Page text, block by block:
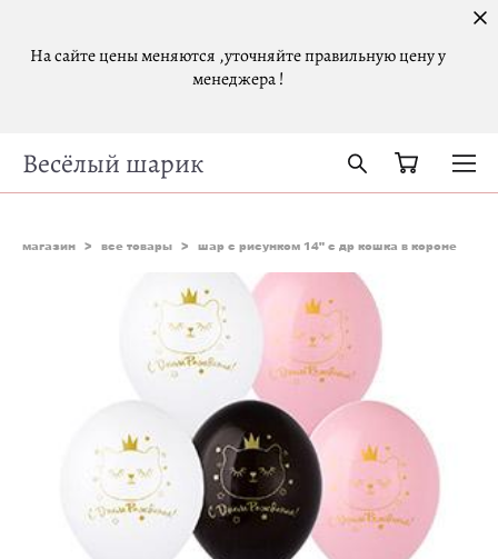
На сайте цены меняются ,уточняйте правильную цену у
менеджера !
Весёлый шарик
магазин > все товары > шар с рисунком 14" с др кошка в короне